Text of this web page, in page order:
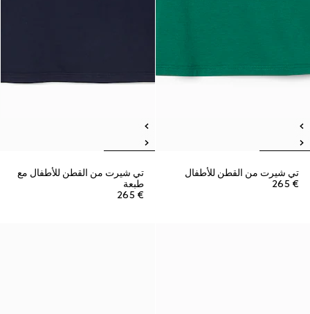
تي شيرت من القطن للأطفال
€ 265
تي شيرت من القطن للأطفال مع
طبعة
€ 265